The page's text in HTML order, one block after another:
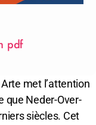
pdf
met l’attention
que Neder-Over-
siècles. Cet